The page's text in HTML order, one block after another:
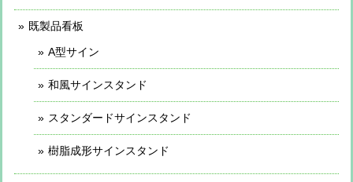
既製品看板
A型サイン
和風サインスタンド
スタンダードサインスタンド
樹脂成形サインスタンド